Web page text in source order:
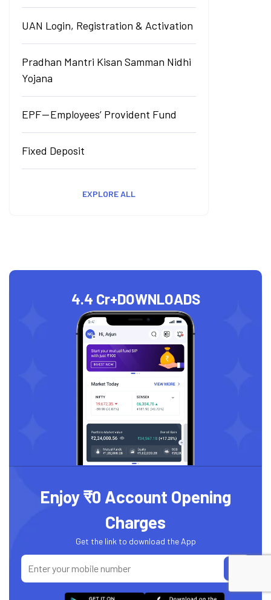
UAN Login, Registration & Activation
Pradhan Mantri Kisan Samman Nidhi
Yojana
EPF — Employees’ Provident Fund
Fixed Deposit
EXPLORE ALL
4.4 Cr+DOWNLOADS
Enjoy ₹0 Account Opening
Charges
Get the link to download the App